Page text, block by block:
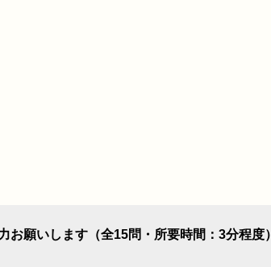
お願いします（全15問・所要時間：3分程度）